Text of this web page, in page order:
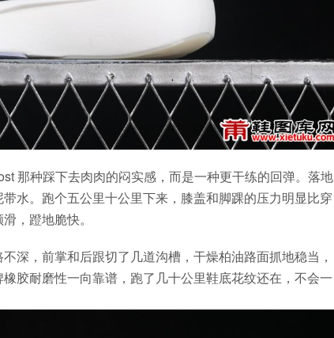
那种踩下去肉肉的闷实感，而是一种更干练的回弹。落地
水。跑个五公里十公里下来，膝盖和脚踝的压力明显比穿
，蹬地脆快。
深，前掌和后跟切了几道沟槽，干燥柏油路面抓地稳当，
胶耐磨性一向靠谱，跑了几十公里鞋底花纹还在，不会一